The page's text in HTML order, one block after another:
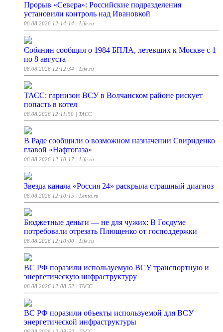
Прорыв «Севера»: Российские подразделения
установили контроль над Ивановкой
08.08.2026 12:14:14 | Life.ru
Собянин сообщил о 1984 БПЛА, летевших к Москве с 1
по 8 августа
08.08.2026 12:12:34 | Life.ru
ТАСС: гарнизон ВСУ в Волчанском районе рискует
попасть в котел
08.08.2026 12:11:50 | ТАСС
В Раде сообщили о возможном назначении Свириденко
главой «Нафтогаза»
08.08.2026 12:10:17 | Life.ru
Звезда канала «Россия 24» раскрыла страшный диагноз
08.08.2026 12:10:15 | Lenta.ru
Бюджетные деньги — не для чужих: В Госдуме
потребовали отрезать Плющенко от господдержки
08.08.2026 12:10:00 | Life.ru
ВС РФ поразили используемую ВСУ транспортную и
энергетическую инфраструктуру
08.08.2026 12:08:52 | ТАСС
ВС РФ поразили объекты используемой для ВСУ
энергетической инфраструктуры